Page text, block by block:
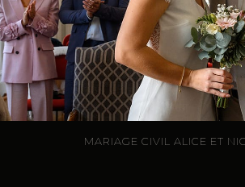
MARIAGE CIVIL ALICE ET